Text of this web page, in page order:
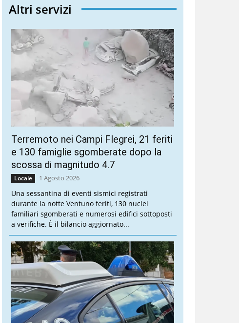
Altri servizi
Terremoto nei Campi Flegrei, 21 feriti
e 130 famiglie sgomberate dopo la
scossa di magnitudo 4.7
Locale 1 Agosto 2026
Una sessantina di eventi sismici registrati
durante la notte Ventuno feriti, 130 nuclei
familiari sgomberati e numerosi edifici sottoposti
a verifiche. È il bilancio aggiornato...